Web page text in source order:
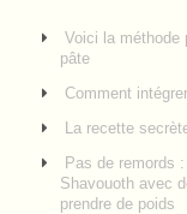
Voici la méthode
pâte
Comment
La recette
Pas de remords
Shavouoth avec
prendre de poids